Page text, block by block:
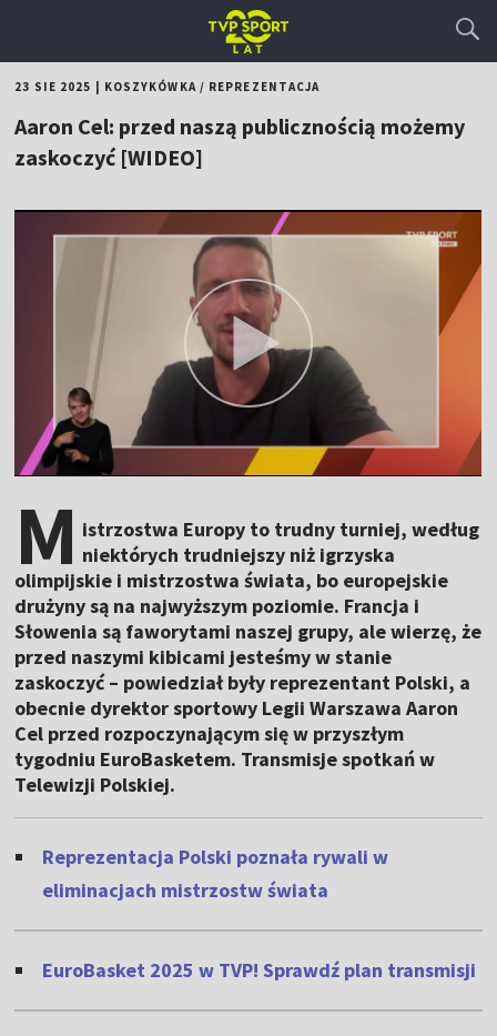
23 SIE 2025 KOSZYKÓWKA/ REPREZENTACJA
Aaron Cel: przed naszą publicznością możemy
zaskoczyć [WIDEO]
M istrzostwa Europy to trudny turniej, według
niektórych trudniejszy niż igrzyska
olimpijskie i mistrzostwa świata, bo europejskie
drużyny są na najwyższym poziomie. Francja i
Słowenia są faworytami naszej grupy, ale wierzę, że
przed naszymi kibicami jesteśmy w stanie
zaskoczyć – powiedział były reprezentant Polski, a
obecnie dyrektor sportowy Legii Warszawa Aaron
Cel przed rozpoczynającym się w przyszłym
tygodniu EuroBasketem. Transmisje spotkań w
Telewizji Polskiej.
Reprezentacja Polski poznała rywali w
eliminacjach mistrzostw świata
EuroBasket 2025 w TVP! Sprawdź plan transmisji